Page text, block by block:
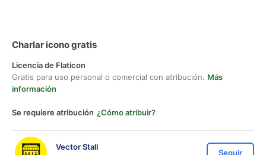
Charlar icono gratis
Licencia de Flaticon
Gratis para uso personal o comercial con atribución. Más
información
Se requiere atribución ¿Cómo atribuir?
Vector Stall
Seguir